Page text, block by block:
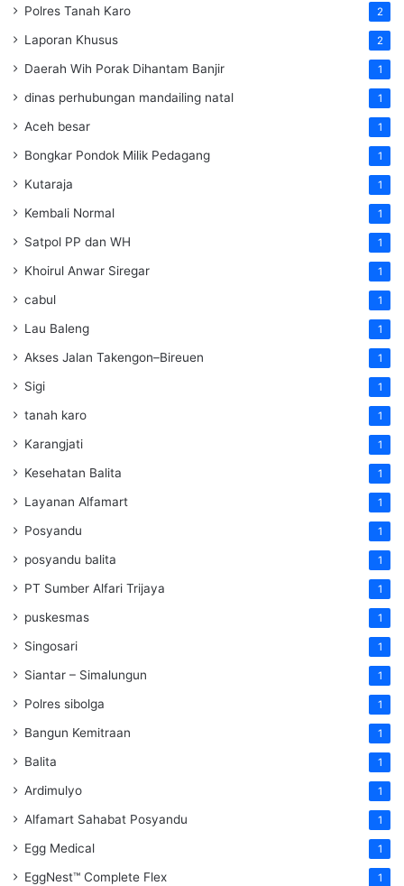
Polres Tanah Karo 2
Laporan Khusus 2
Daerah Wih Porak Dihantam Banjir 1
dinas perhubungan mandailing natal 1
Aceh besar 1
Bongkar Pondok Milik Pedagang 1
Kutaraja 1
Kembali Normal 1
Satpol PP dan WH 1
Khoirul Anwar Siregar 1
cabul 1
Lau Baleng 1
Akses Jalan Takengon–Bireuen 1
Sigi 1
tanah karo 1
Karangjati 1
Kesehatan Balita 1
Layanan Alfamart 1
Posyandu 1
posyandu balita 1
PT Sumber Alfari Trijaya 1
puskesmas 1
Singosari 1
Siantar – Simalungun 1
Polres sibolga 1
Bangun Kemitraan 1
Balita 1
Ardimulyo 1
Alfamart Sahabat Posyandu 1
Egg Medical 1
EggNest™ Complete Flex 1